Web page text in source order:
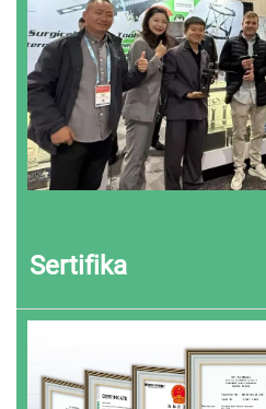
Sertifika